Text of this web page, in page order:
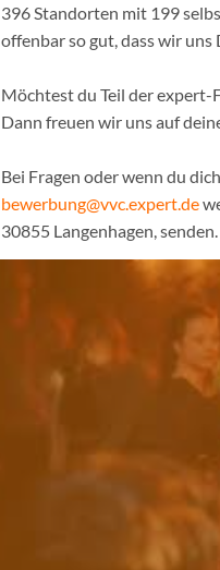
396 Standorten mit 199
offenbar so gut, dass wir
Möchtest du Teil der expert-
Dann freuen wir uns auf
Bei Fragen oder wenn du
bewerbung@vvc.expert.de
30855 Langenhagen, senden.